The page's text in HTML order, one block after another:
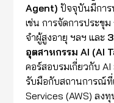
Agent) ปัจจุบันมีการ
เช่น การจัดการประขุ
จำผู้สูงอายุ ฯลฯ และ
อุตสาหกรรมAI (AI
คอร์สอบรมเกี่ยวกับ AI
รับมือกับสถานการณ์ที่
Services (AWS) ลง